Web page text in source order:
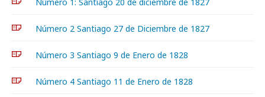
Número 1: Santiago 20 de diciembre de 1827
Número 2 Santiago 27 de Diciembre de 1827
Número 3 Santiago 9 de Enero de 1828
Número 4 Santiago 11 de Enero de 1828